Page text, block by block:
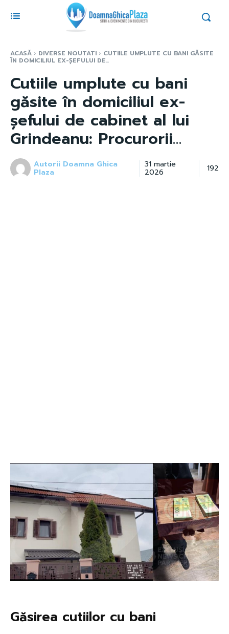
ACASĂ DIVERSE NOUTATI CUTIILE UMPLUTE CU BANI GĂSITE
ÎN DOMICILIUL EX-ȘEFULUI DE...
Cutiile umplute cu bani
găsite în domiciliul ex-
șefului de cabinet al lui
Grindeanu: Procurorii…
Autorii Doamna Ghica
Plaza
31 martie
2026 192
Găsirea cutiilor cu bani